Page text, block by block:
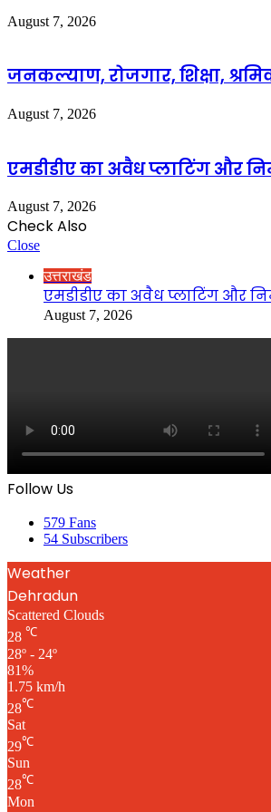
August 7, 2026
जनकल्याण, रोजगार, शिक्षा,
August 7, 2026
एमडीडीए का अवैध प्लाटिंग और
August 7, 2026
Check Also
Close
उत्तराखंड
एमडीडीए का अवैध प्लाटिंग और
August 7, 2026
Follow Us
579 Fans
54 Subscribers
Weather
Dehradun
Scattered Clouds
28 ℃
28º - 24º
81%
1.75 km/h
28℃
Sat
29℃
Sun
28℃
Mon